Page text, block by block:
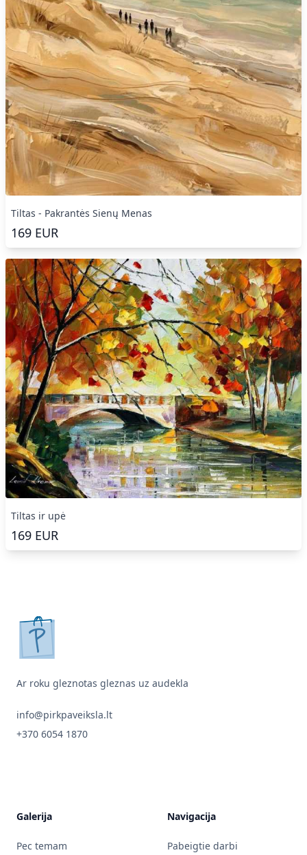
Tiltas - Pakrantės Sienų Menas
169 EUR
Tiltas ir upė
169 EUR
pirkpaveiksla.lt
Ar roku gleznotas gleznas uz audekla
info@pirkpaveiksla.lt
+370 6054 1870
Galerija
Pec temam
Navigacija
Pabeigtie darbi